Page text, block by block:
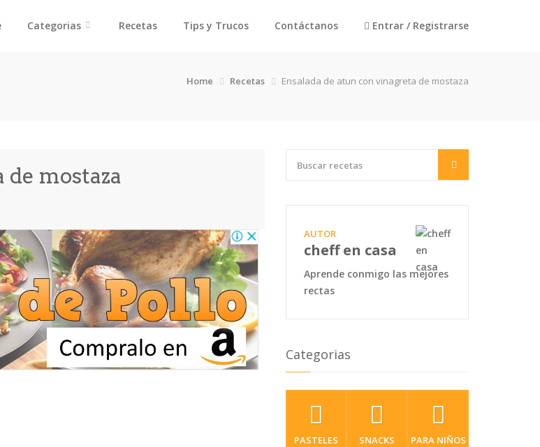
Categorias Recetas Tips y Trucos Contáctanos Entrar / Registrarse
Home Recetas Ensalada de atun con vinagreta de mostaza
de mostaza
AUTOR
cheff en casa
Aprende conmigo las mejores
rectas
Categorias
PASTELES SNACKS PARA NIÑOS